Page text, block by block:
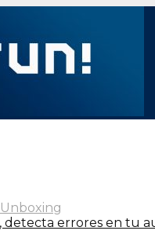
detecta errores en tu